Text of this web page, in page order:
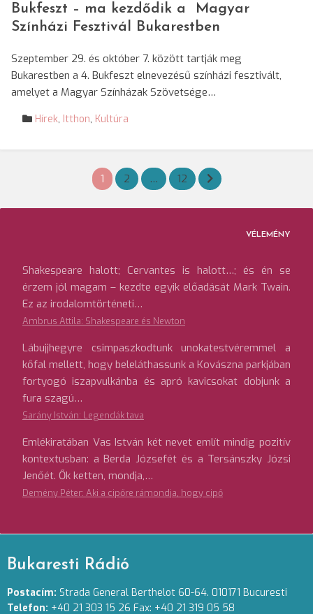
Bukfeszt – ma kezdődik a Magyar
Színházi Fesztivál Bukarestben
Szeptember 29. és október 7. között tartják meg
Bukarestben a 4. Bukfeszt elnevezésű színházi fesztivált,
amelyet a Magyar Színházak Szövetsége…
Hírek, Itthon, Kultúra
Bejegyzések
lapozása
1 2 … 12
VÉLEMÉNY
Shakespeare halott; Cervantes is halott…; és én se
érzem jól magam – kezdte egyik előadását Mark Twain.
Ez az irodalomtörténeti…
Ambrus Attila: Shakespeare és Newton
Lábujjhegyre csimpaszkodtunk unokatestvéremmel a
kőfal mellett, hogy beleláthassunk a Kovászna parkjában
fortyogó iszapvulkánba és apró kavicsokat dobjunk a
fura szagú…
Sarány István: Legendák tava
Emlékiratában Vas István két nevet említ mindig pozitív
kontextusban: a Berda Józsefét és a Tersánszky Józsi
Jenőét. Ők ketten, mondja,…
Demény Péter: Aki a cipőre rámondja, hogy cipő
Bukaresti Rádió
Postacím: Strada General Berthelot 60-64. 010171 Bucuresti
Telefon: +40 21 303 15 26 Fax: +40 21 319 05 58